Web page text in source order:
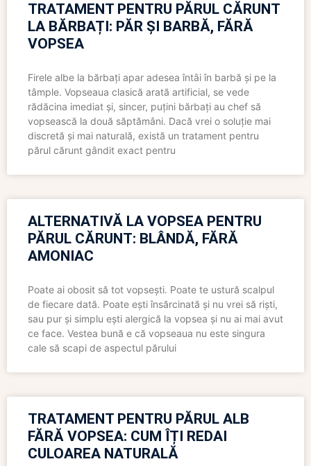
TRATAMENT PENTRU PĂRUL CĂRUNT
LA BĂRBAȚI: PĂR ȘI BARBĂ, FĂRĂ
VOPSEA
Firele albe la bărbați apar adesea întâi în barbă și pe la
tâmple. Vopseaua clasică arată artificial, se vede
rădăcina imediat și, sincer, puțini bărbați au chef să
vopsească la două săptămâni. Dacă vrei o soluție mai
discretă și mai naturală, există un tratament pentru
părul cărunt gândit exact pentru
ALTERNATIVĂ LA VOPSEA PENTRU
PĂRUL CĂRUNT: BLÂNDĂ, FĂRĂ
AMONIAC
Poate ai obosit să tot vopsești. Poate te ustură scalpul
de fiecare dată. Poate ești însărcinată și nu vrei să riști,
sau pur și simplu ești alergică la vopsea și nu ai mai avut
ce face. Vestea bună e că vopseaua nu este singura
cale să scapi de aspectul părului
TRATAMENT PENTRU PĂRUL ALB
FĂRĂ VOPSEA: CUM ÎȚI REDAI
CULOAREA NATURALĂ